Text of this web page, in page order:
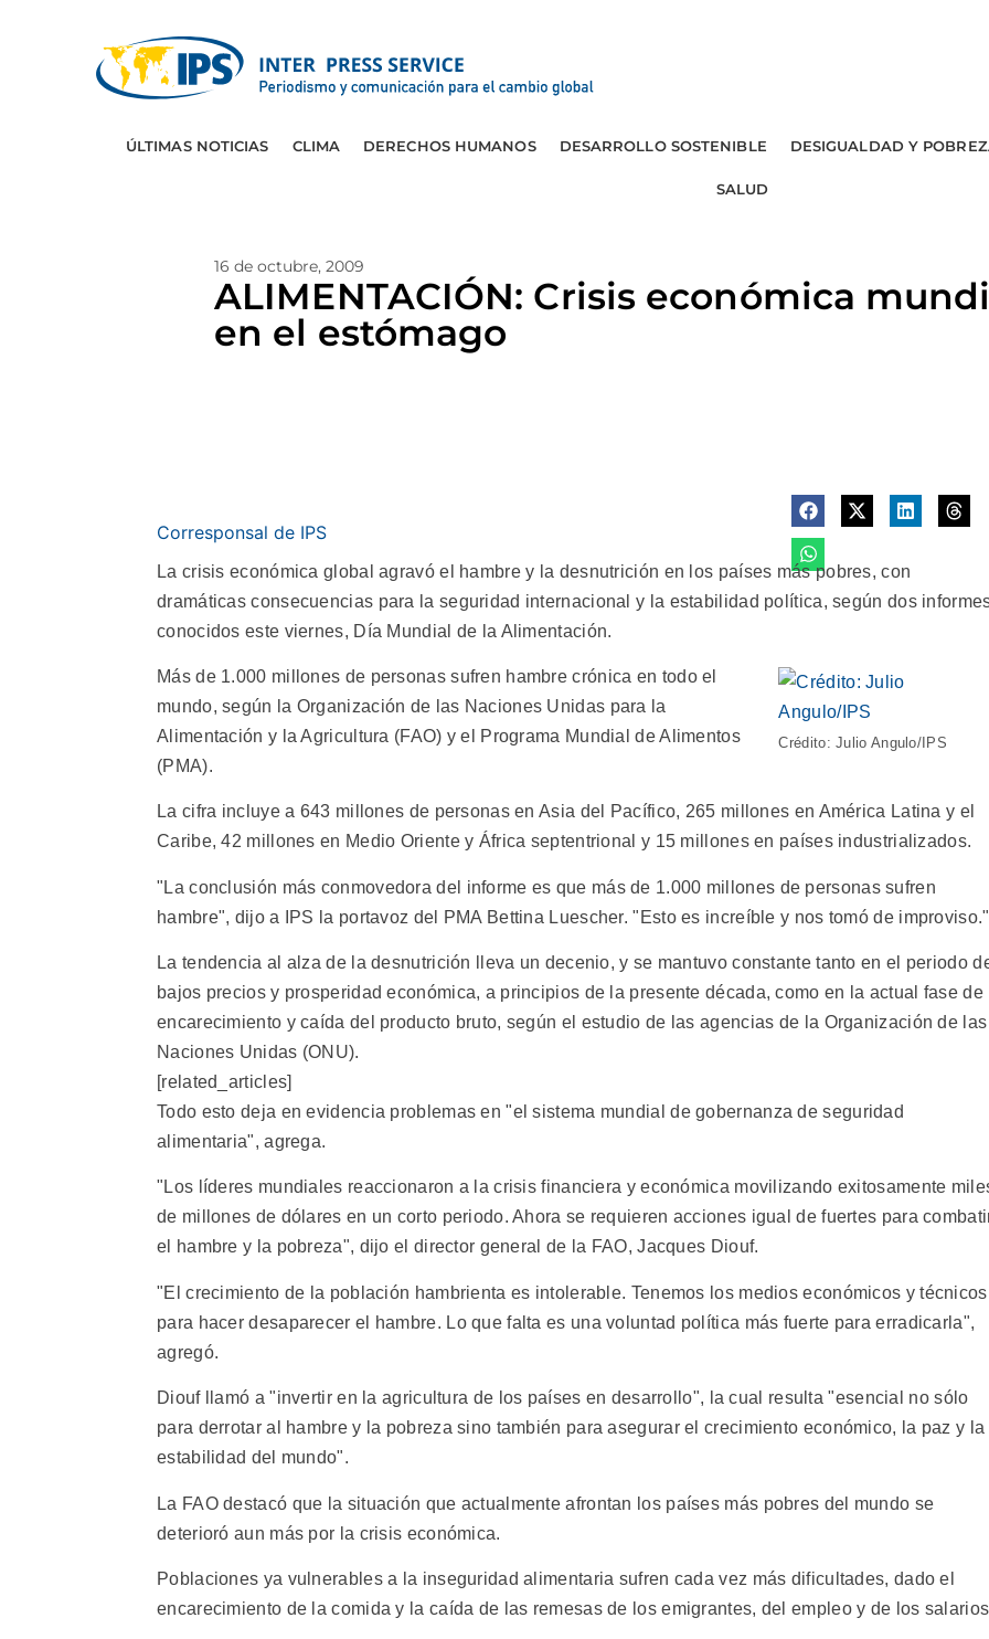
ÚLTIMAS NOTICIAS CLIMA DERECHOS HUMANOS DESARROLLO SOSTENIBLE DESIGUALDAD Y
SALUD
16 de octubre, 2009
ALIMENTACIÓN: Crisis económica
en el estómago
Corresponsal de IPS
La crisis económica global agravó el hambre y la desnutrición en los países más pobres, con
dramáticas consecuencias para la seguridad internacional y la estabilidad política, según dos
conocidos este viernes, Día Mundial de la Alimentación.
Crédito: Julio Angulo/IPS
Más de 1.000 millones de personas sufren hambre crónica en todo el
mundo, según la Organización de las Naciones Unidas para la
Alimentación y la Agricultura (FAO) y el Programa Mundial de Alimentos
(PMA).
La cifra incluye a 643 millones de personas en Asia del Pacífico, 265 millones en América Latina y el
Caribe, 42 millones en Medio Oriente y África septentrional y 15 millones en países industrializados.
"La conclusión más conmovedora del informe es que más de 1.000 millones de personas sufren
hambre", dijo a IPS la portavoz del PMA Bettina Luescher. "Esto es increíble y nos tomó de improviso."
La tendencia al alza de la desnutrición lleva un decenio, y se mantuvo constante tanto en el periodo
bajos precios y prosperidad económica, a principios de la presente década, como en la actual fase de
encarecimiento y caída del producto bruto, según el estudio de las agencias de la Organización de las
Naciones Unidas (ONU).
[related_articles]
Todo esto deja en evidencia problemas en "el sistema mundial de gobernanza de seguridad
alimentaria", agrega.
"Los líderes mundiales reaccionaron a la crisis financiera y económica movilizando exitosamente
de millones de dólares en un corto periodo. Ahora se requieren acciones igual de fuertes para
el hambre y la pobreza", dijo el director general de la FAO, Jacques Diouf.
"El crecimiento de la población hambrienta es intolerable. Tenemos los medios económicos y técnicos
para hacer desaparecer el hambre. Lo que falta es una voluntad política más fuerte para erradicarla",
agregó.
Diouf llamó a "invertir en la agricultura de los países en desarrollo", la cual resulta "esencial no sólo
para derrotar al hambre y la pobreza sino también para asegurar el crecimiento económico, la paz y la
estabilidad del mundo".
La FAO destacó que la situación que actualmente afrontan los países más pobres del mundo se
deterioró aun más por la crisis económica.
Poblaciones ya vulnerables a la inseguridad alimentaria sufren cada vez más dificultades, dado el
encarecimiento de la comida y la caída de las remesas de los emigrantes, del empleo y de los